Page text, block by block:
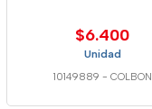
$6.400
Unidad
10149889 - COLBON